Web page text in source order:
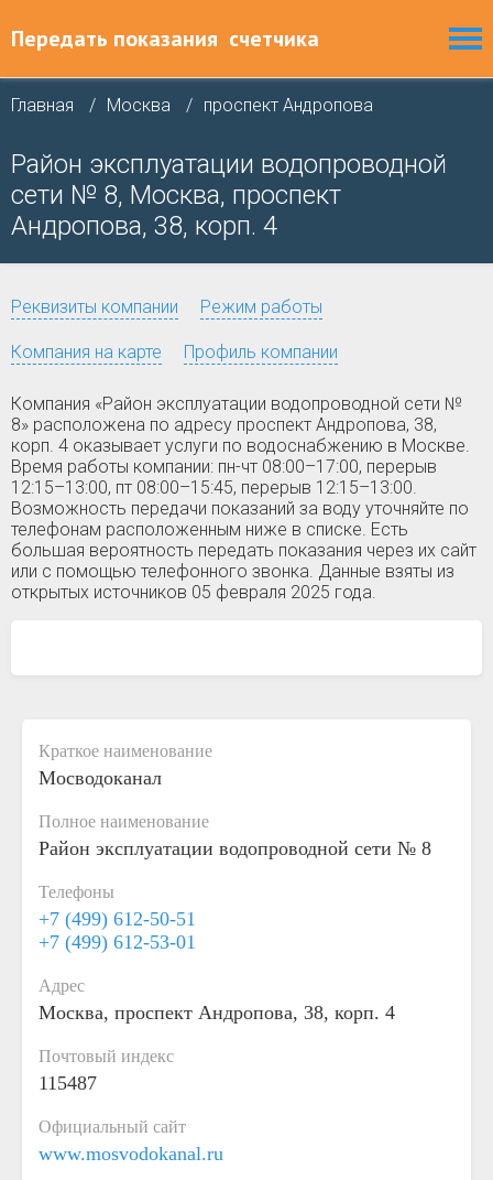
Передать показания счетчика
Главная Москва проспект Андропова
Район эксплуатации водопроводной
сети № 8, Москва, проспект
Андропова, 38, корп. 4
Реквизиты компании Режим работы
Компания на карте Профиль компании
Компания «Район эксплуатации водопроводной сети №
8» расположена по адресу проспект Андропова, 38,
корп. 4 оказывает услуги по водоснабжению в Москве.
Время работы компании: пн-чт 08:00–17:00, перерыв
12:15–13:00, пт 08:00–15:45, перерыв 12:15–13:00.
Возможность передачи показаний за воду уточняйте по
телефонам расположенным ниже в списке. Есть
большая вероятность передать показания через их сайт
или с помощью телефонного звонка. Данные взяты из
открытых источников 05 февраля 2025 года.
Краткое наименование
Мосводоканал
Полное наименование
Район эксплуатации водопроводной сети № 8
Телефоны
+7 (499) 612-50-51
+7 (499) 612-53-01
Адрес
Москва, проспект Андропова, 38, корп. 4
Почтовый индекс
115487
Официальный сайт
www.mosvodokanal.ru